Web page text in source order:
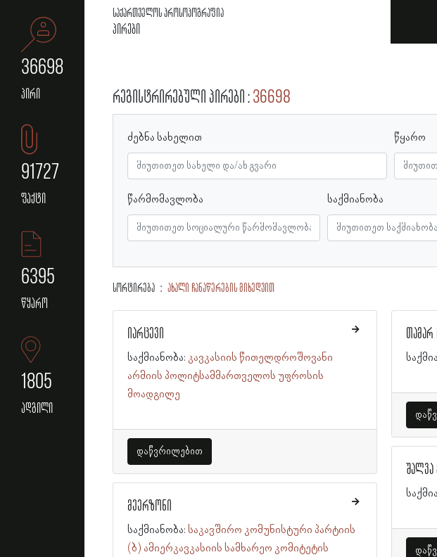
36698
პირი
91727
ფაქტი
6395
წყარო
1805
ადგილი
საქართველოს პროსოპოგრაფია
პირები
რეგისტრირებული პირები 36698
ძებნა სახელით წყარო
წარმომავლობა საქმიანობა
სორტირება ახალი ჩანაწერების მიხედვით
იარცევი
საქმიანობა: კავკასიის წითელდროშოვანი
არმიის პოლიტსამმართველოს უფროსის
მოადგილე
დაწვრილებით
მეერზონი
საქმიანობა: საკავშირო კომუნისტური პარტიის
(ბ) ამიერკავკასიის სამხარეო კომიტეტის
თამარ
შალვა